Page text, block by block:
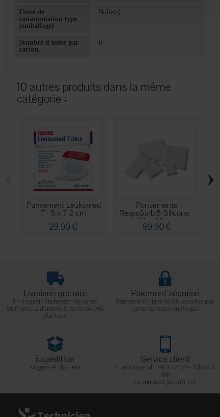
Unité de
consommation type
(emballage)
Boîte(s)
Nombre d'unité par
carton.
6
10 autres produits dans la même
catégorie :
Pansement Leukomed
T+ 5 x 7,2 cm
29,90 €
Pansements
RespoSorb® Silicone -
20 x 25 cm
89,90 €
›
Livraison gratuite
En magasin Technicien de santé
En France à domicile à partir de 99€
d'achats
Paiement sécurisé
Paiement en ligne 100% sécurisé par
carte bancaire ou Paypal
Expédition
soignée et discrète
Service client
Lundi au jeudi : 9h à 12h30 - 13h30 à
18h
Le vendredi jusqu'à 17h